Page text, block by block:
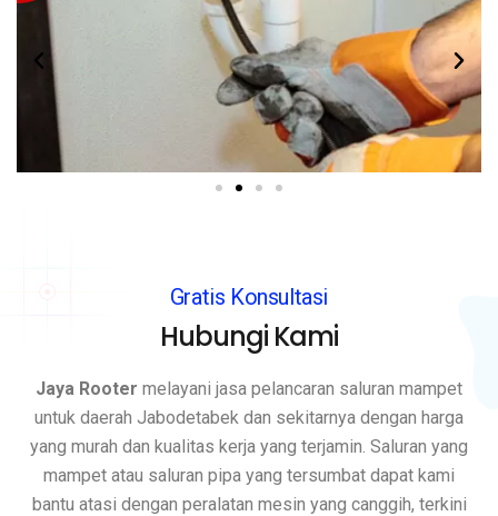
Gratis Konsultasi
Hubungi Kami
Jaya Rooter melayani jasa pelancaran saluran mampet
untuk daerah Jabodetabek dan sekitarnya dengan harga
yang murah dan kualitas kerja yang terjamin. Saluran yang
mampet atau saluran pipa yang tersumbat dapat kami
bantu atasi dengan peralatan mesin yang canggih, terkini